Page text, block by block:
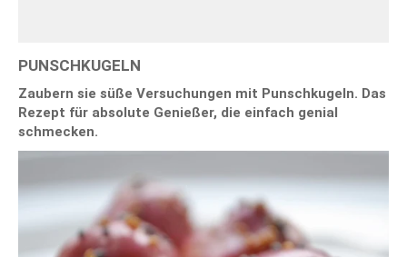
PUNSCHKUGELN
Zaubern sie süße Versuchungen mit Punschkugeln. Das
Rezept für absolute Genießer, die einfach genial
schmecken.